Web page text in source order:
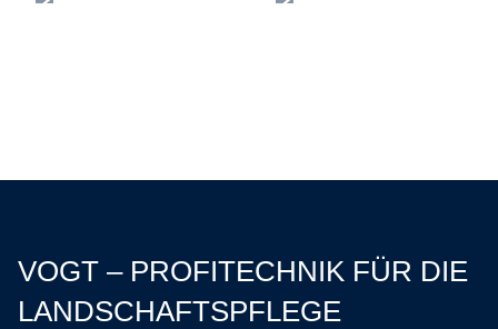
VOGT – PROFITECHNIK FÜR DIE
LANDSCHAFTSPFLEGE